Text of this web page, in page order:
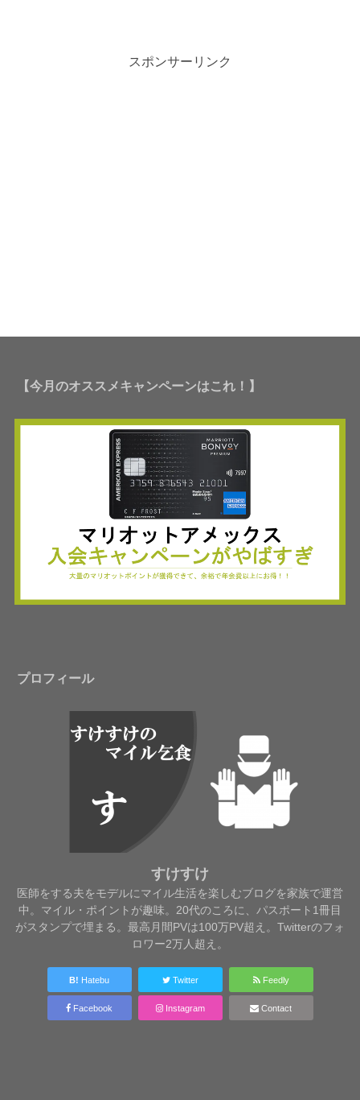
スポンサーリンク
【今月のオススメキャンペーンはこれ！】
プロフィール
すけすけ
医師をする夫をモデルにマイル生活を楽しむブログを家族で運営
中。マイル・ポイントが趣味。20代のころに、パスポート1冊目
がスタンプで埋まる。最高月間PVは100万PV超え。Twitterのフォ
ロワー2万人超え。
B! Hatebu Twitter Feedly
Facebook Instagram Contact